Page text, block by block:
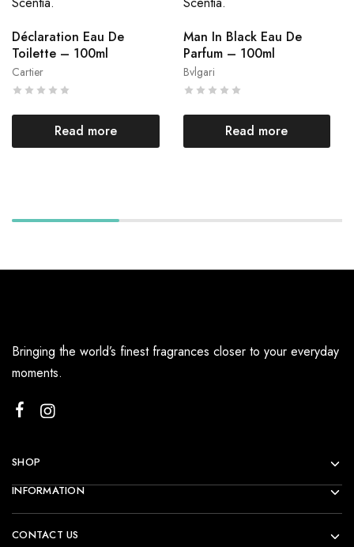
Cartier
Déclaration Eau De
Toilette – 100ml
Read more
Bvlgari
Man In Black Eau De
Parfum – 100ml
Read more
Bringing the world’s finest fragrances closer to your everyday
moments.
SHOP
INFORMATION
CONTACT US